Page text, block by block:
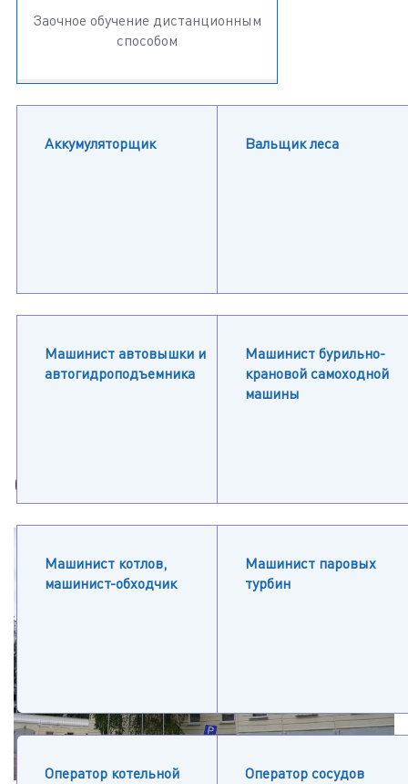
Заочное обучение дистанционным
способом
Аккумуляторщик Вальщик леса
Машинист автовышки и
автогидроподъемника
Машинист бурильно-
крановой самоходной
машины
Машинист котлов,
машинист-обходчик
Машинист паровых
турбин
Оператор котельной Оператор сосудов
О центре